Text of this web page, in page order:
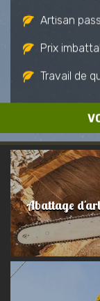
Artisan
Prix
Travail de
Abattage